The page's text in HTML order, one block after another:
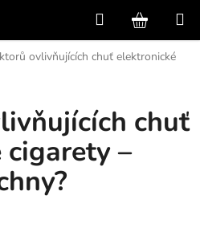
Hledat
KOŠÍK
ovlivňujících chuť elektronické
chuť
–